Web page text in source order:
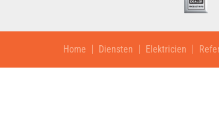
Home Diensten Elektricien